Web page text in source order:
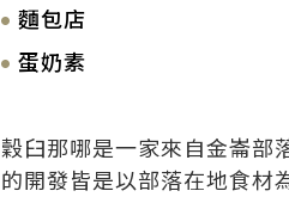
麵包店
蛋奶素
穀臼那哪是一家來自金崙部
的開發皆是以部落在地食材